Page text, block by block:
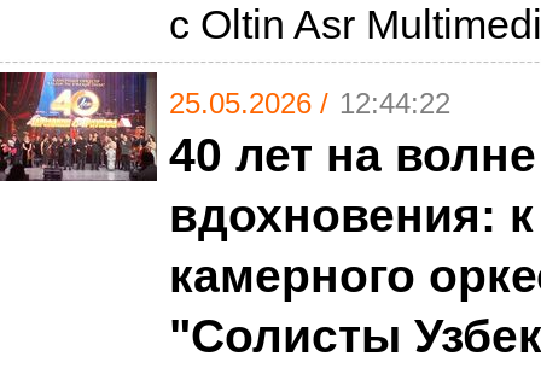
с Oltin Asr
25.05.2026 / 12:44:22
40 лет на волне
вдохновения:
камерного
"Солисты